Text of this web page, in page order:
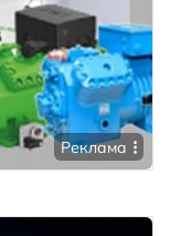
Реклама